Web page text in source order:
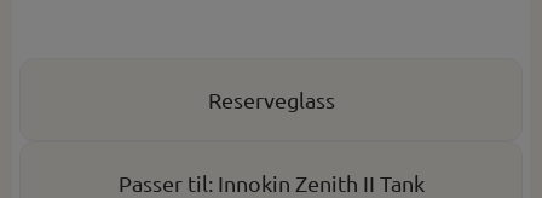
Reserveglass
Passer til: Innokin Zenith II Tank